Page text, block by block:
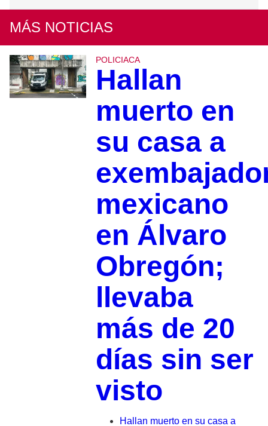
MÁS NOTICIAS
POLICIACA
Hallan
muerto en
su casa a
mexicano
en Álvaro
Obregón;
llevaba
más de 20
días sin ser
visto
Hallan muerto en su casa a